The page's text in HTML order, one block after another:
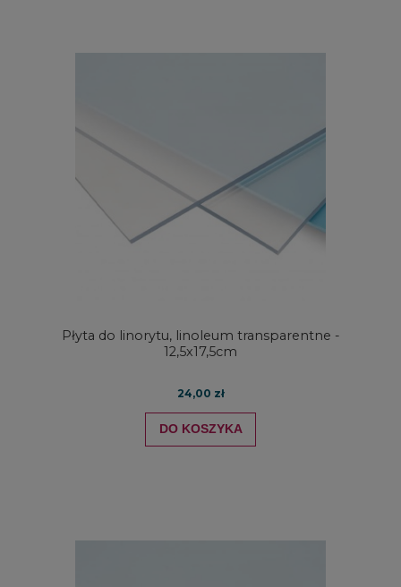
Płyta do linorytu, linoleum transparentne -
12,5x17,5cm
24,00 zł
DO KOSZYKA